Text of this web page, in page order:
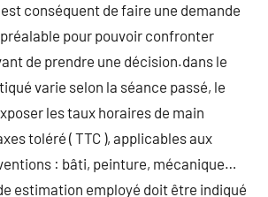
conséquent de faire une demande
pour pouvoir confronter
de prendre une décision.dans le
varie selon la séance passé, le
les taux horaires de main
toléré ( TTC ), applicables aux
: bâti, peinture, mécanique…
estimation employé doit être indiqué